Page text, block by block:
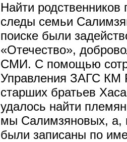
Найти родственников
следы семьи
поиске были
«Отечество»,
СМИ. С помощью
Управления ЗАГС КМ
старших братьев
удалось найти
мы Салимзяновых, а,
были записаны по